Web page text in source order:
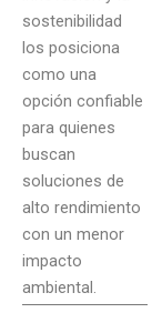
sostenibilidad
los posiciona
como una
opción confiable
para quienes
buscan
soluciones de
alto rendimiento
con un menor
impacto
ambiental.